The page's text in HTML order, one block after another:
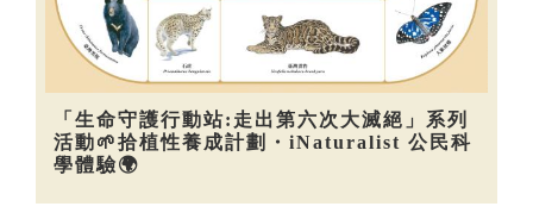
「生命守護行動站:走出第六次大滅絕」系列
活動🌱拾植性養成計劃・iNaturalist 公民科
學體驗🌍